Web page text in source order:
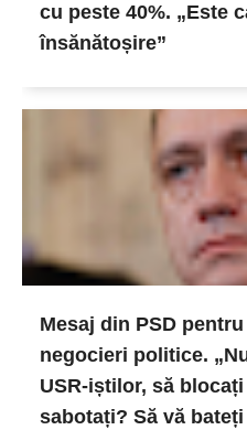
cu peste 40%. „Este
însănătoșire”
Mesaj din PSD
negocieri politice.
USR-iștilor, să
sabotați? Să vă bateți